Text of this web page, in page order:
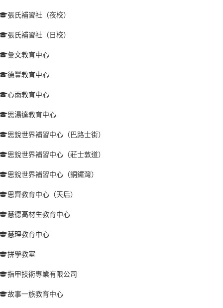
張氏補習社（夜校）
張氏補習社（日校）
彙文教育中心
德豐教育中心
心雨教育中心
思湯達教育中心
思銳世界補習中心（巴路士街）
思銳世界補習中心（莊士敦道）
思銳世界補習中心（銅鑼灣）
思齊教育中心（天后）
慧德高材生教育中心
慧理教育中心
拼學教室
指甲技術專業有限公司
故事一族教育中心